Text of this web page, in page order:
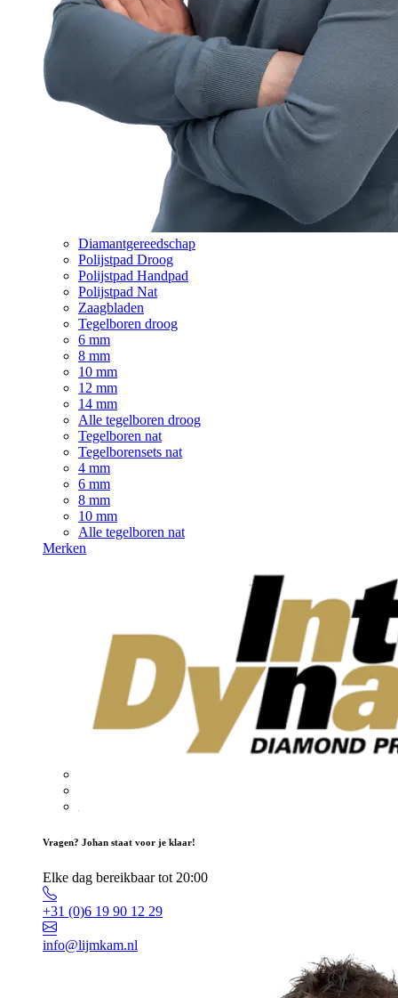
Diamantgereedschap
Polijstpad Droog
Polijstpad Handpad
Polijstpad Nat
Zaagbladen
Tegelboren droog
6 mm
8 mm
10 mm
12 mm
14 mm
Alle tegelboren droog
Tegelboren nat
Tegelborensets nat
4 mm
6 mm
8 mm
10 mm
Alle tegelboren nat
Merken
Vragen? Johan staat voor je klaar!
Elke dag bereikbaar tot 20:00
+31 (0)6 19 90 12 29
info@lijmkam.nl